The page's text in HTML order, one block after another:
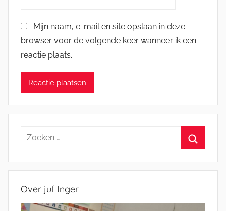
Mijn naam, e-mail en site opslaan in deze
browser voor de volgende keer wanneer ik een
reactie plaats.
Zoeken
Over juf Inger